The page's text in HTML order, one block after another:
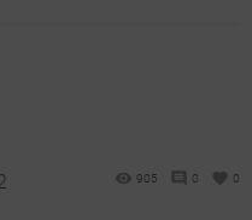
905 0 0